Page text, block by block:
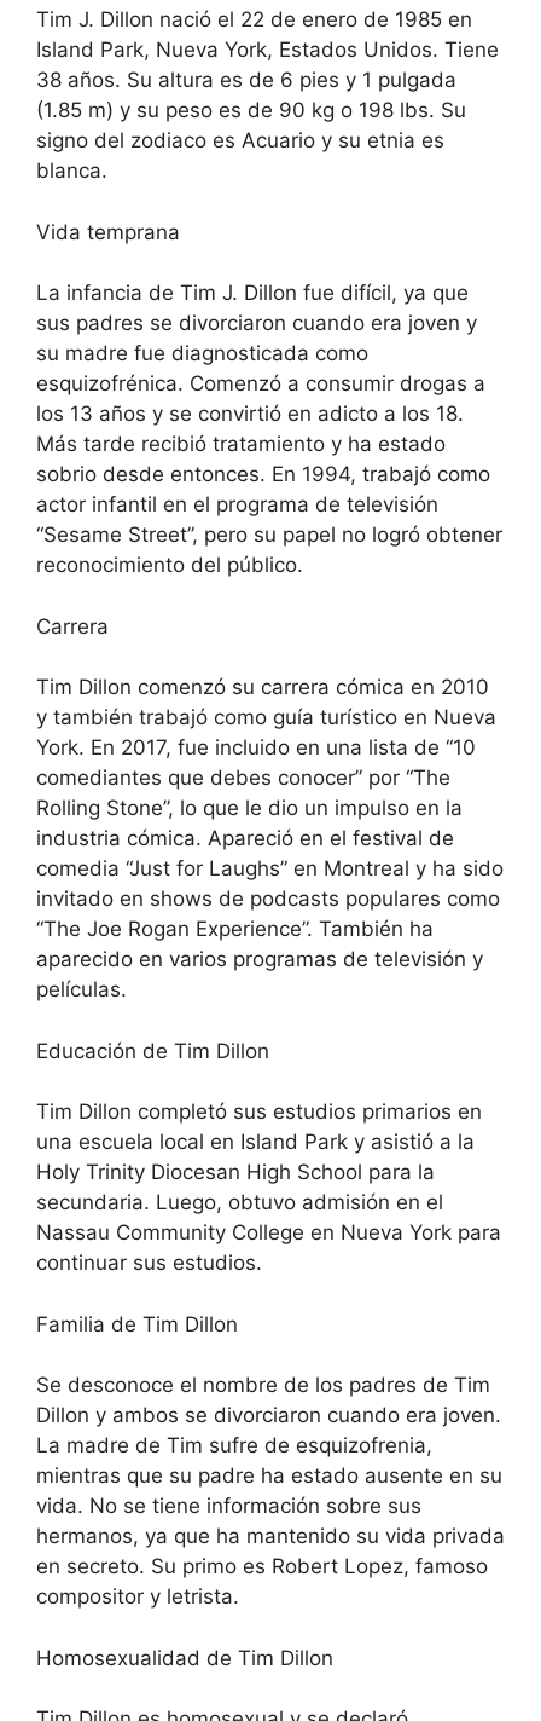
Tim J. Dillon nació el 22 de enero de 1985 en
Island Park, Nueva York, Estados Unidos. Tiene
38 años. Su altura es de 6 pies y 1 pulgada
(1.85 m) y su peso es de 90 kg o 198 lbs. Su
signo del zodiaco es Acuario y su etnia es
blanca.
Vida temprana
La infancia de Tim J. Dillon fue difícil, ya que
sus padres se divorciaron cuando era joven y
su madre fue diagnosticada como
esquizofrénica. Comenzó a consumir drogas a
los 13 años y se convirtió en adicto a los 18.
Más tarde recibió tratamiento y ha estado
sobrio desde entonces. En 1994, trabajó como
actor infantil en el programa de televisión
“Sesame Street”, pero su papel no logró obtener
reconocimiento del público.
Carrera
Tim Dillon comenzó su carrera cómica en 2010
y también trabajó como guía turístico en Nueva
York. En 2017, fue incluido en una lista de “10
comediantes que debes conocer” por “The
Rolling Stone”, lo que le dio un impulso en la
industria cómica. Apareció en el festival de
comedia “Just for Laughs” en Montreal y ha sido
invitado en shows de podcasts populares como
“The Joe Rogan Experience”. También ha
aparecido en varios programas de televisión y
películas.
Educación de Tim Dillon
Tim Dillon completó sus estudios primarios en
una escuela local en Island Park y asistió a la
Holy Trinity Diocesan High School para la
secundaria. Luego, obtuvo admisión en el
Nassau Community College en Nueva York para
continuar sus estudios.
Familia de Tim Dillon
Se desconoce el nombre de los padres de Tim
Dillon y ambos se divorciaron cuando era joven.
La madre de Tim sufre de esquizofrenia,
mientras que su padre ha estado ausente en su
vida. No se tiene información sobre sus
hermanos, ya que ha mantenido su vida privada
en secreto. Su primo es Robert Lopez, famoso
compositor y letrista.
Homosexualidad de Tim Dillon